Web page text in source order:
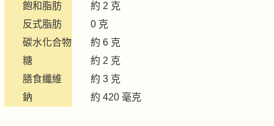
飽和脂肪
約 2 克
反式脂肪
0 克
碳水化合物
約 6 克
糖
約 2 克
膳食纖維
約 3 克
鈉
約 420 毫克